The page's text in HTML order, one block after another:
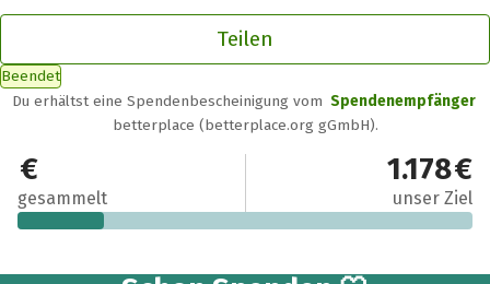
Teilen
Beendet
Du erhältst eine Spendenbescheinigung vom Spendenempfänger
betterplace (betterplace.org gGmbH).
228 €
gesammelt
1.178 €
unser Ziel